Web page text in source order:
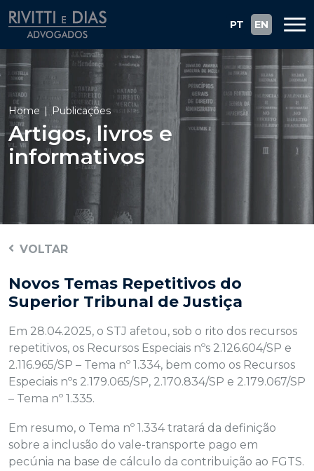
PT EN
Home Publicações
Artigos, livros e
informativos
VOLTAR
Novos Temas Repetitivos do
Superior Tribunal de Justiça
Em 28.04.2025, o STJ afetou, sob o rito dos recursos
repetitivos, os Recursos Especiais nºs 2.126.604/SP e
2.116.965/SP – Tema nº 1.334, bem como os Recursos
Especiais nºs 2.179.065/SP, 2.170.834/SP e 2.179.067/SP
– Tema nº 1.335.
Em resumo, o Tema nº 1.334 tratará da definição
sobre a inclusão do vale-transporte pago em
pecúnia na base de cálculo da contribuição ao FGTS.